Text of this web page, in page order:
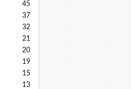
45
37
32
21
20
19
15
13